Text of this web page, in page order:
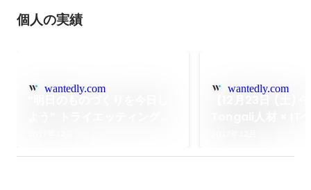
個人の実績
wantedly.com wantedly.com